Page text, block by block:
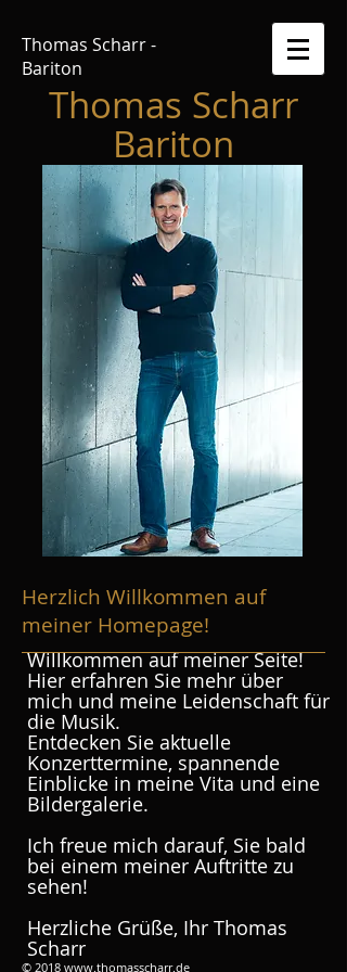
Thomas Scharr -
Bariton
Thomas Scharr
Bariton
Herzlich Willkommen auf
meiner Homepage!
Willkommen auf meiner Seite!
Hier erfahren Sie mehr über
mich und meine Leidenschaft für
die Musik.
Entdecken Sie aktuelle
Konzerttermine, spannende
Einblicke in meine Vita und eine
Bildergalerie.
Ich freue mich darauf, Sie bald
bei einem meiner Auftritte zu
sehen!
Herzliche Grüße, Ihr Thomas
Scharr
© 2018 www.thomasscharr.de